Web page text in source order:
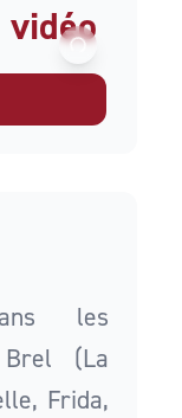
les
Brel (La
Frida,
vidéo